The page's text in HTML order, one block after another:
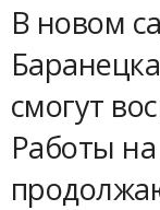
В новом
смогут
Работы